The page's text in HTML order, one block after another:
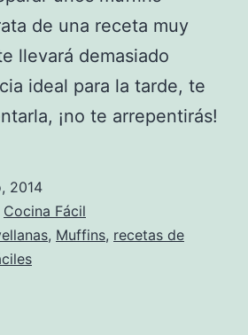
de una receta muy
llevará demasiado
ideal para la tarde, te
¡no te arrepentirás!
2014
Cocina Fácil
, Muffins, recetas de